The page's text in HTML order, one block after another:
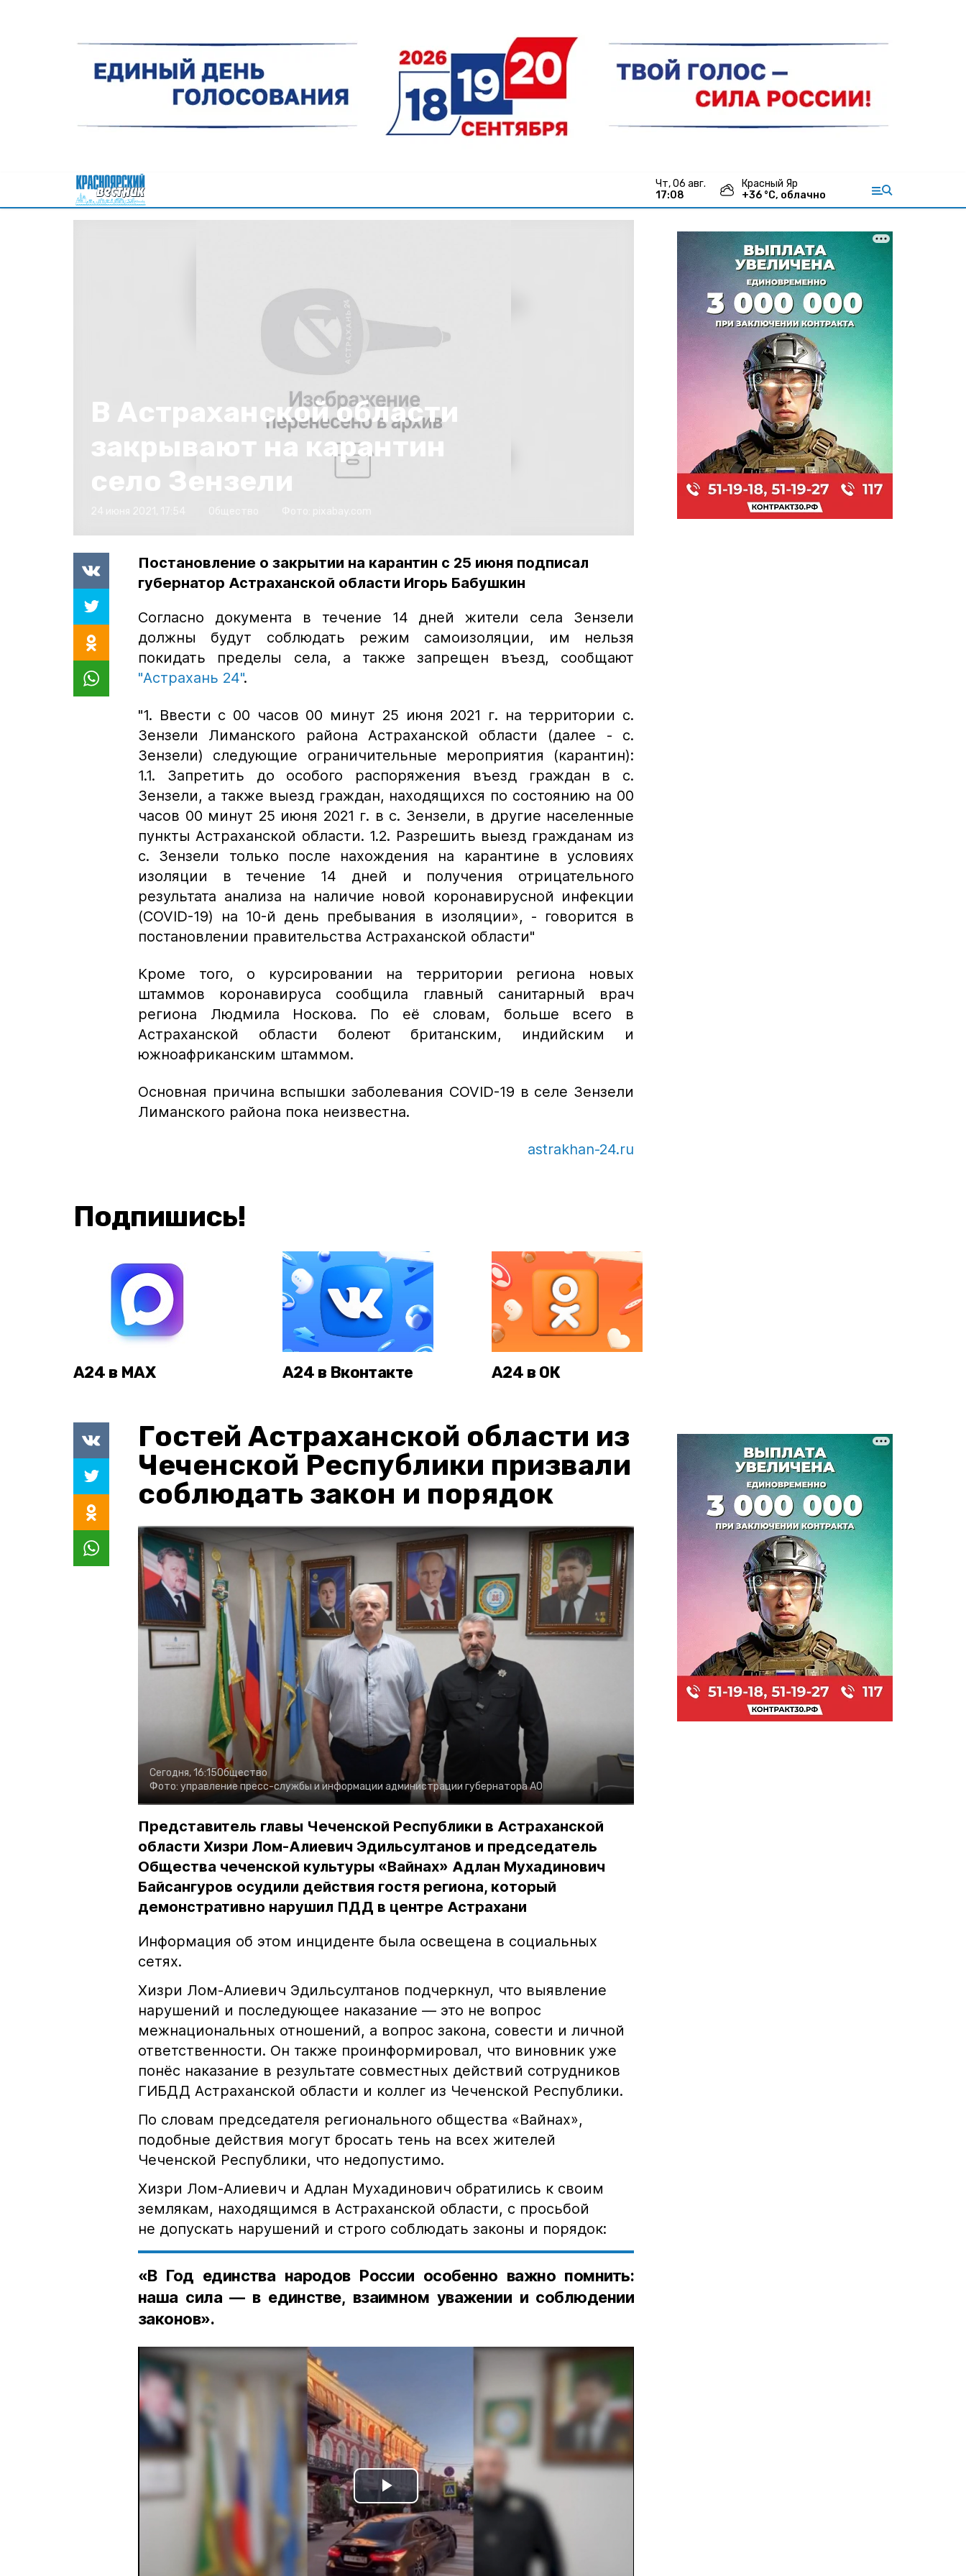
чт, 06 авг.
17:08
Красный Яр
+36 °С, облачно
В Астраханской области
закрывают на карантин
село Зензели
Постановление о закрытии на карантин с 25 июня подписал
губернатор Астраханской области Игорь Бабушкин
Согласно документа в течение 14 дней жители села Зензели
должны будут соблюдать режим самоизоляции, им нельзя
покидать пределы села, а также запрещен въезд, сообщают
"Астрахань 24".
"1. Ввести с 00 часов 00 минут 25 июня 2021 г. на территории с.
Зензели Лиманского района Астраханской области (далее - с.
Зензели) следующие ограничительные мероприятия (карантин):
1.1. Запретить до особого распоряжения въезд граждан в с.
Зензели, а также выезд граждан, находящихся по состоянию на 00
часов 00 минут 25 июня 2021 г. в с. Зензели, в другие населенные
пункты Астраханской области. 1.2. Разрешить выезд гражданам из
с. Зензели только после нахождения на карантине в условиях
изоляции в течение 14 дней и получения отрицательного
результата анализа на наличие новой коронавирусной инфекции
(COVID-19) на 10-й день пребывания в изоляции», - говорится в
постановлении правительства Астраханской области"
Кроме того, о курсировании на территории региона новых
штаммов коронавируса сообщила главный санитарный врач
региона Людмила Носкова. По её словам, больше всего в
Астраханской области болеют британским, индийским и
южноафриканским штаммом.
Основная причина вспышки заболевания COVID-19 в селе Зензели
Лиманского района пока неизвестна.
astrakhan-24.ru
Подпишись!
А24 в MAX А24 в Вконтакте А24 в ОК
Гостей Астраханской области из
Чеченской Республики призвали
соблюдать закон и порядок
Сегодня, 16:15Общество
Фото: управление пресс-службы и информации администрации губернатора АО
Представитель главы Чеченской Республики в Астраханской
области Хизри Лом-Алиевич Эдильсултанов и председатель
Общества чеченской культуры «Вайнах» Адлан Мухадинович
Байсангуров осудили действия гостя региона, который
демонстративно нарушил ПДД в центре Астрахани
Информация об этом инциденте была освещена в социальных
сетях.
Хизри Лом-Алиевич Эдильсултанов подчеркнул, что выявление
нарушений и последующее наказание — это не вопрос
межнациональных отношений, а вопрос закона, совести и личной
ответственности. Он также проинформировал, что виновник уже
понёс наказание в результате совместных действий сотрудников
ГИБДД Астраханской области и коллег из Чеченской Республики.
По словам председателя регионального общества «Вайнах»,
подобные действия могут бросать тень на всех жителей
Чеченской Республики, что недопустимо.
Хизри Лом-Алиевич и Адлан Мухадинович обратились к своим
землякам, находящимся в Астраханской области, с просьбой
не допускать нарушений и строго соблюдать законы и порядок:
«В Год единства народов России особенно важно помнить:
наша сила — в единстве, взаимном уважении и соблюдении
законов».
Play
Video